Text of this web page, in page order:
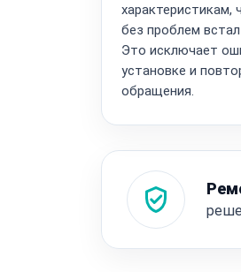
характеристикам,
без проблем
Это исключает
установке и
обращения.